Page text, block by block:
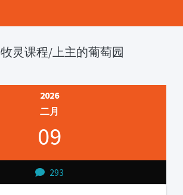
牧灵课程/上主的葡萄园
2026
二月
09
293